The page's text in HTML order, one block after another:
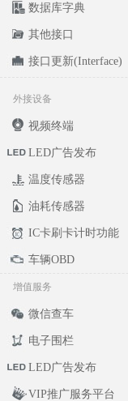
数据库字典
其他接口
接口更新(Interface)
外接设备
视频终端
LED广告发布
温度传感器
油耗传感器
IC卡刷卡计时功能
车辆OBD
增值服务
微信查车
电子围栏
LED广告发布
VIP推广服务平台